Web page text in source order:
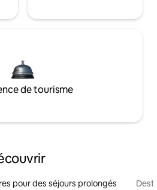
de tourisme
pour des séjours prolongés